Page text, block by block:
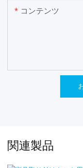
コンテンツ
関連製品